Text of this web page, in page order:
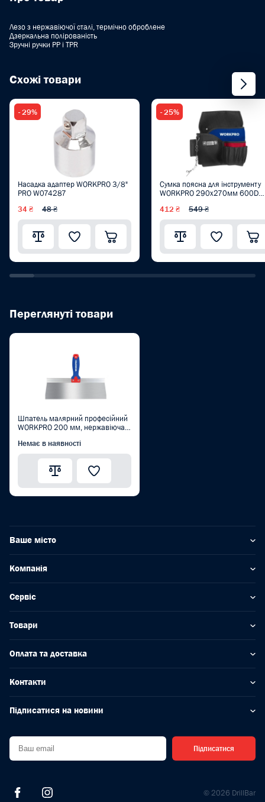
Лезо з нержавіючої сталі, термічно оброблене
Дзеркальна полірованість
Зручні ручки PP і TPR
Схожі товари
- 29%
Насадка адаптер WORKPRO 3/8"
PRO W074287
34 ₴ 48 ₴
- 25%
Сумка поясна для інструменту
WORKPRO 290x270мм 600D
412 ₴ 549 ₴
Переглянуті товари
Шпатель малярний професійний
WORKPRO 200 мм, нержавіюча
WP321032
Немає в наявності
Ваше місто
Компанія
Сервіс
Товари
Оплата та доставка
Контакти
Підписатися на новини
Підписатися
© 2026 DrillBar